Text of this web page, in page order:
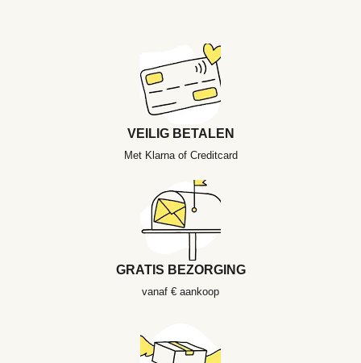
VEILIG BETALEN
Met Klarna of Creditcard
GRATIS BEZORGING
vanaf € aankoop